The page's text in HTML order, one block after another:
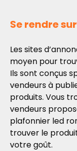
Se rendre
Les sites
moyen pour
Ils sont conçus
vendeurs à
produits. Vous
vendeurs
plafonnier led
trouver le
votre goût.